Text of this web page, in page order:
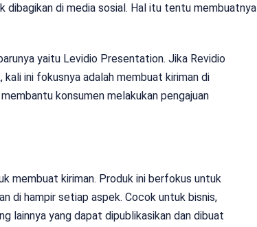
di media sosial. Hal itu tentu membuatnya
yaitu Levidio Presentation. Jika Revidio
ini fokusnya adalah membuat kiriman di
konsumen melakukan pengajuan
membuat kiriman. Produk ini berfokus untuk
di hampir setiap aspek. Cocok untuk bisnis,
lainnya yang dapat dipublikasikan dan dibuat